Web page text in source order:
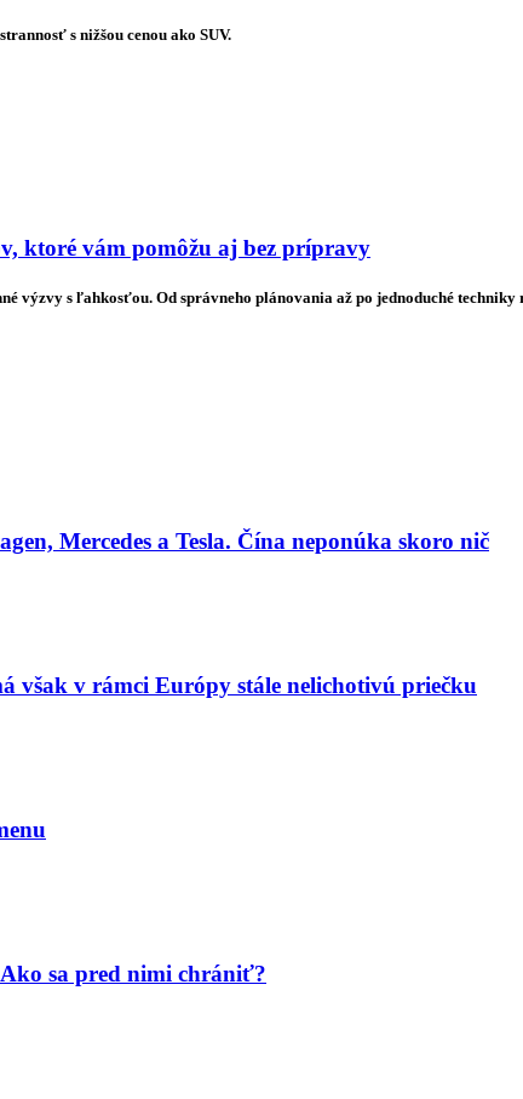
s nižšou cenou ako SUV.
ktoré vám pomôžu aj bez prípravy
výzvy s ľahkosťou. Od správneho plánovania až po jednoduché
Mercedes a Tesla. Čína neponúka skoro nič
však v rámci Európy stále nelichotivú priečku
sa pred nimi chrániť?